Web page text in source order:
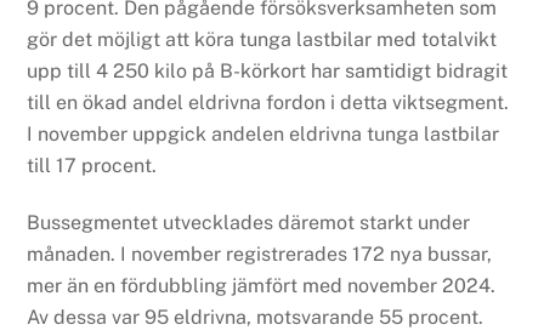
9 procent. Den pågående försöksverksamheten som
gör det möjligt att köra tunga lastbilar med totalvikt
upp till 4 250 kilo på B-körkort har samtidigt bidragit
till en ökad andel eldrivna fordon i detta viktsegment.
I november uppgick andelen eldrivna tunga lastbilar
till 17 procent.
Bussegmentet utvecklades däremot starkt under
månaden. I november registrerades 172 nya bussar,
mer än en fördubbling jämfört med november 2024.
Av dessa var 95 eldrivna, motsvarande 55 procent.